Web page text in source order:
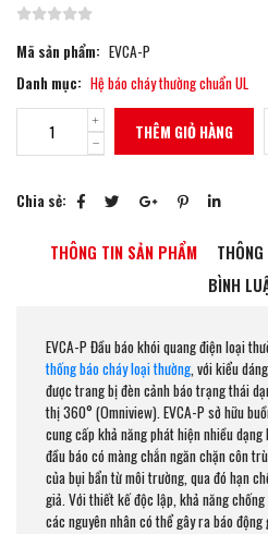
Mã sản phẩm: EVCA-P
Danh mục: Hệ báo cháy thường chuẩn UL
THÊM GIỎ HÀNG
Chia sẻ:
THÔNG TIN SẢN PHẨM
BÌNH
EVCA-P Đầu báo khói quang điện loại
thống báo cháy loại thường, với kiểu
được trang bị đèn cảnh báo trạng thái
thị 360° (Omniview). EVCA-P sở hữu
cung cấp khả năng phát hiện nhiều
đầu báo có màng chắn ngăn chặn côn
của bụi bẩn từ môi trường, qua đó hạn
giả. Với thiết kế độc lập, khả năng
các nguyên nhân có thể gây ra báo